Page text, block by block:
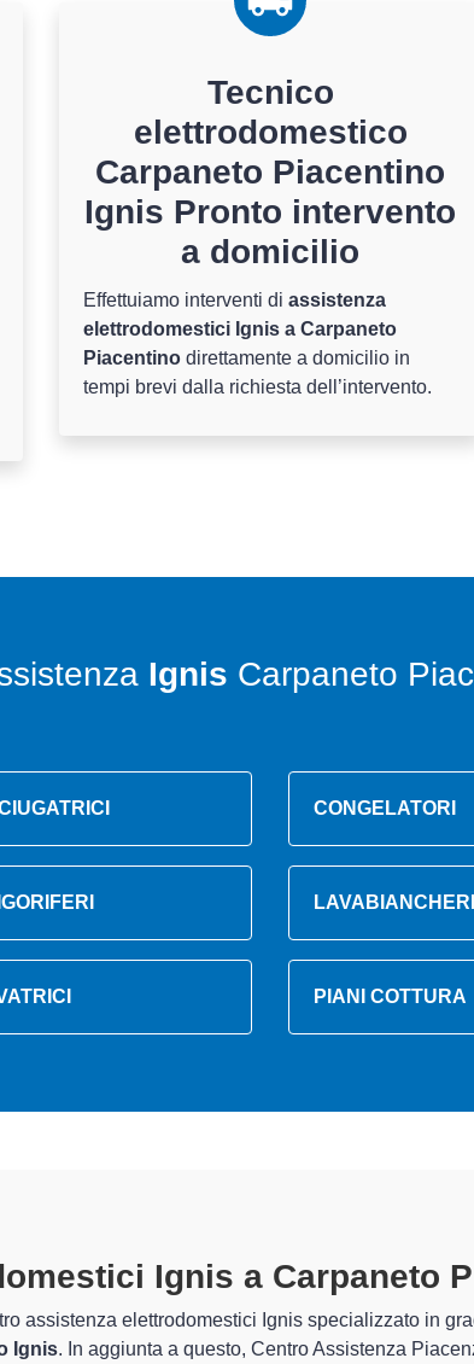
Tecnico
elettrodomestico
Carpaneto Piacentino
Ignis Pronto intervento
a domicilio
Effettuiamo interventi di assistenza
elettrodomestici Ignis a Carpaneto
Piacentino direttamente a domicilio in
tempi brevi dalla richiesta dell’intervento.
Ignis Carpaneto
CONGELATORI
PIANI COTTURA
Ignis A Carpaneto
Assistenza Piacenza sono in grado di garantire